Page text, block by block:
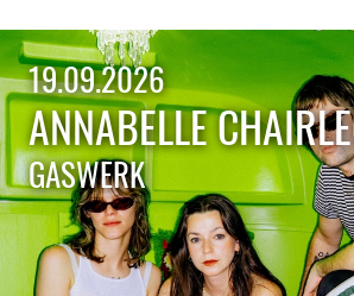
19.09.2026
ANNABELLE
GASWERK